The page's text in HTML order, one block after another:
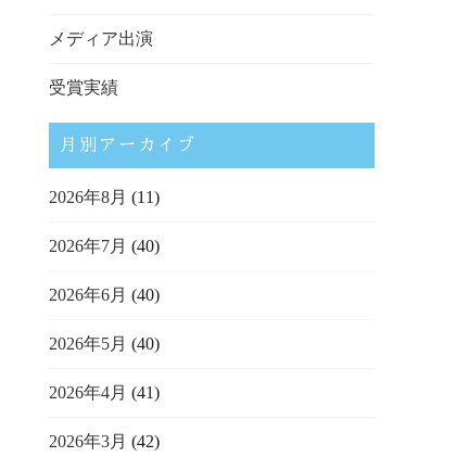
メディア出演
受賞実績
月別アーカイブ
2026年8月 (11)
2026年7月 (40)
2026年6月 (40)
2026年5月 (40)
2026年4月 (41)
2026年3月 (42)